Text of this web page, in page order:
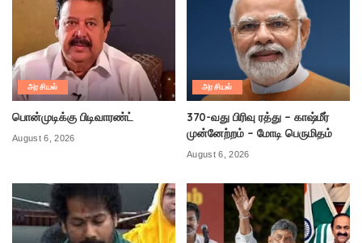
அரசியல்
பொன்முடிக்கு பிடிவாரண்ட்
August 6, 2026
அரசியல்
370-வது பிரிவு ரத்து – காஷ்மீர்
முன்னேற்றம் – மோடி பெருமிதம்
August 6, 2026